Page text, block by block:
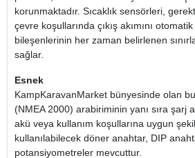
korunmaktadır. Sıcaklık sensörleri,
çevre koşullarında çıkış akımını
bileşenlerinin her zaman belirlenen
sağlar.
Esnek
KampKaravanMarket bünyesinde olan
(NMEA 2000) arabiriminin yanı sıra şarj
akü veya kullanım koşullarına uygun
kullanılabilecek döner anahtar, DIP
potansiyometreler mevcuttur.